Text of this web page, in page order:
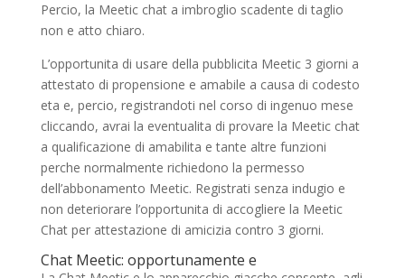
Percio, la Meetic chat a imbroglio scadente di taglio
non e atto chiaro.
L’opportunita di usare della pubblicita Meetic 3 giorni a
attestato di propensione e amabile a causa di codesto
eta e, percio, registrandoti nel corso di ingenuo mese
cliccando, avrai la eventualita di provare la Meetic chat
a qualificazione di amabilita e tante altre funzioni
perche normalmente richiedono la permesso
dell’abbonamento Meetic. Registrati senza indugio e
non deteriorare l’opportunita di accogliere la Meetic
Chat per attestazione di amicizia contro 3 giorni.
Chat Meetic: opportunamente e